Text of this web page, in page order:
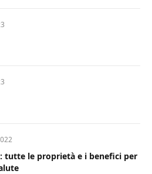
tutte le proprietà e i benefici per